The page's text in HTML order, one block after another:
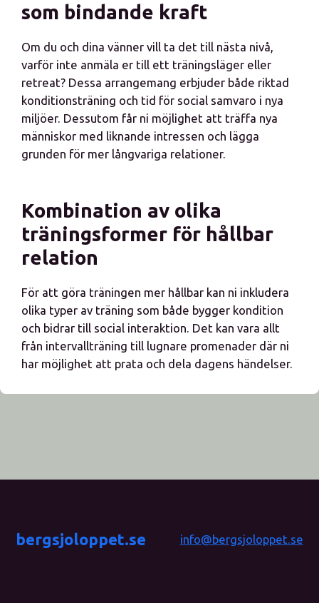
som bindande kraft
Om du och dina vänner vill ta det till nästa nivå,
varför inte anmäla er till ett träningsläger eller
retreat? Dessa arrangemang erbjuder både riktad
konditionsträning och tid för social samvaro i nya
miljöer. Dessutom får ni möjlighet att träffa nya
människor med liknande intressen och lägga
grunden för mer långvariga relationer.
Kombination av olika
träningsformer för hållbar
relation
För att göra träningen mer hållbar kan ni inkludera
olika typer av träning som både bygger kondition
och bidrar till social interaktion. Det kan vara allt
från intervallträning till lugnare promenader där ni
har möjlighet att prata och dela dagens händelser.
bergsjoloppet.se info@bergsjoloppet.se